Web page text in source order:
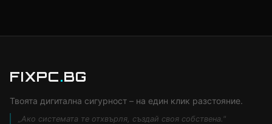
FIXPC.BG
Твоята дигитална сигурност – на един клик разстояние.
„Ако системата те отхвърля, създай своя собствена."